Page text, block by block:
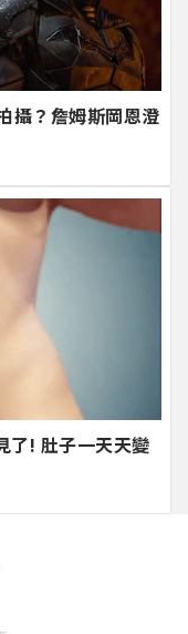
攝？詹姆斯岡恩澄
了! 肚子一天天變